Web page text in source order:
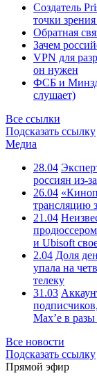
Создатель
точки
Обратная
Зачем
VPN для
он нужен
ФСБ и
слушает)
Все ссылки
Подсказать ссылку
Медиа
28.04
россиян из-
26.04
трансляцию
21.04
и Ubisoft
2.04 Доля
упала на
телеку
31.03
Max’е в
Все новости
Подсказать ссылку
Прямой эфир